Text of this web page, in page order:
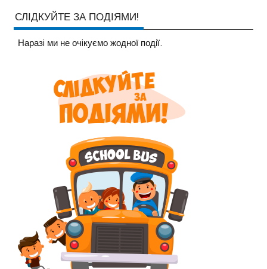
СЛІДКУЙТЕ ЗА ПОДІЯМИ!
Наразi ми не очiкуємо жодної події.